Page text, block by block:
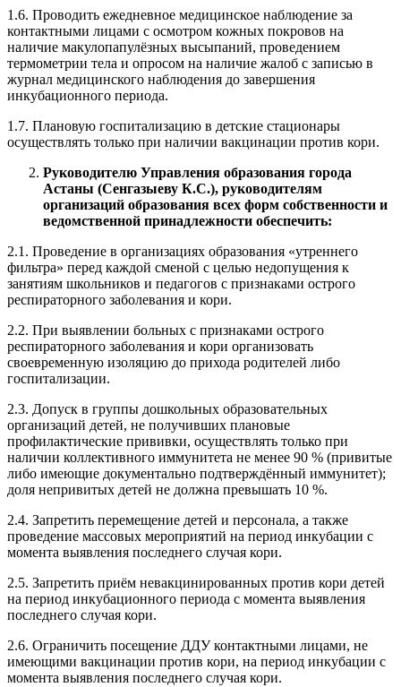
1.6. Проводить ежедневное медицинское наблюдение за
контактными лицами с осмотром кожных покровов на
наличие макулопапулёзных высыпаний, проведением
термометрии тела и опросом на наличие жалоб с записью в
журнал медицинского наблюдения до завершения
инкубационного периода.
1.7. Плановую госпитализацию в детские стационары
осуществлять только при наличии вакцинации против кори.
Руководителю Управления образования города
Астаны (Сенгазыеву К.С.), руководителям
организаций образования всех форм собственности и
ведомственной принадлежности обеспечить:
2.1. Проведение в организациях образования «утреннего
фильтра» перед каждой сменой с целью недопущения к
занятиям школьников и педагогов с признаками острого
респираторного заболевания и кори.
2.2. При выявлении больных с признаками острого
респираторного заболевания и кори организовать
своевременную изоляцию до прихода родителей либо
госпитализации.
2.3. Допуск в группы дошкольных образовательных
организаций детей, не получивших плановые
профилактические прививки, осуществлять только при
наличии коллективного иммунитета не менее 90 % (привитые
либо имеющие документально подтверждённый иммунитет);
доля непривитых детей не должна превышать 10 %.
2.4. Запретить перемещение детей и персонала, а также
проведение массовых мероприятий на период инкубации с
момента выявления последнего случая кори.
2.5. Запретить приём невакцинированных против кори детей
на период инкубационного периода с момента выявления
последнего случая кори.
2.6. Ограничить посещение ДДУ контактными лицами, не
имеющими вакцинации против кори, на период инкубации с
момента выявления последнего случая кори.